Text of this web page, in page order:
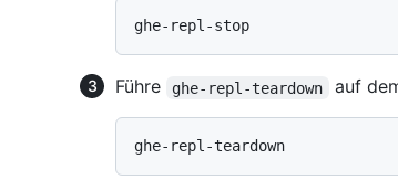
Führe ghe-repl-teardown auf